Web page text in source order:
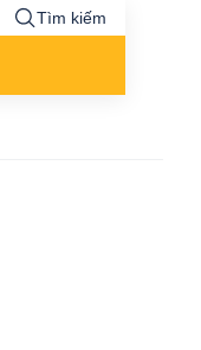
Tìm kiếm